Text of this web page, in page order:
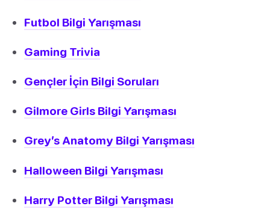
Futbol Bilgi Yarışması
Gaming Trivia
Gençler İçin Bilgi Soruları
Gilmore Girls Bilgi Yarışması
Grey’s Anatomy Bilgi Yarışması
Halloween Bilgi Yarışması
Harry Potter Bilgi Yarışması